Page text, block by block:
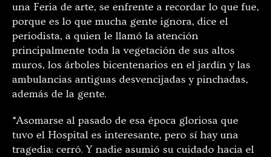
una Feria de arte, se enfrente a recordar lo que fue,
porque es lo que mucha gente ignora, dice el
periodista, a quien le llamó la atención
principalmente toda la vegetación de sus altos
muros, los árboles bicentenarios en el jardín y las
ambulancias antiguas desvencijadas y pinchadas,
además de la gente.
“Asomarse al pasado de esa época gloriosa que
tuvo el Hospital es interesante, pero sí hay una
tragedia: cerró. Y nadie asumió su cuidado hacia el